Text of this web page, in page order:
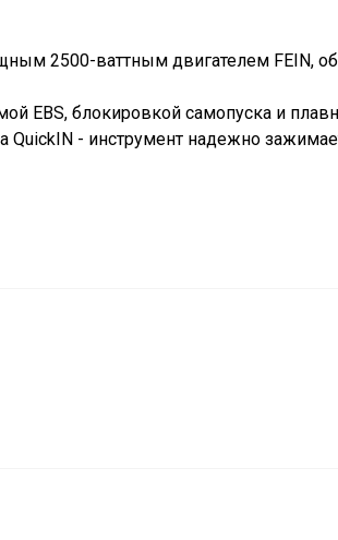
2500-ваттным двигателем FEIN,
EBS, блокировкой самопуска и
- инструмент надежно